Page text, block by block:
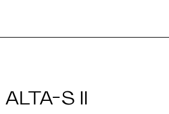
ALTA-S II